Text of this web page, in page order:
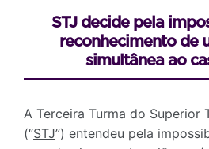
STJ decide pela
reconhecimento de
simultânea ao
A Terceira Turma do Superior
(“STJ”) entendeu pela